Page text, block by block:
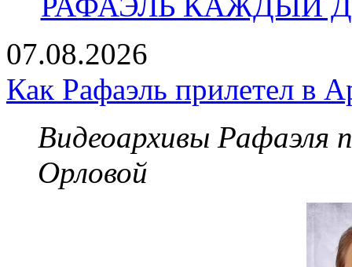
07.08.2026
Как Рафаэль прилетел в
Видеоархивы Рафаэля
Орловой